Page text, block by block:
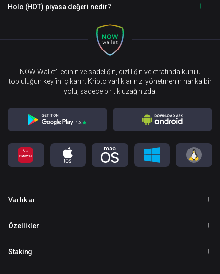
Holo (HOT) piyasa değeri nedir?
NOW Wallet’ı edinin ve sadeliğin, gizliliğin ve etrafında kurulu
topluluğun keyfini çıkarın. Kripto varlıklarınızı yönetmenin harika bir
yolu, sadece bir tık uzağınızda.
Varlıklar
Cüzdan Binance Coin
Özellikler
Staking